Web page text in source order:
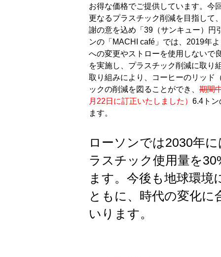
お得な価格でご提供しています。今
更なるプラスチック削減を目指して
謝の意を込め「39（サンキュー）円
ンの「MACHI café」では、2019年
への変更やストローを使用しないで
を実施し、プラスチック削減に取り
取り組みにより、
コーヒーのリッド
ックの削減を図ることができ、 期間
月22日に訂正いたしました） 6.4トン
ます。
ローソンでは2030年
ラスチック使用量を
ます。今後も地球環境
ともに、時代の変化
いります。